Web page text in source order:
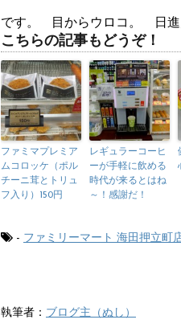
です。 目からウロコ。 日進
こちらの記事もどうぞ！
ファミマプレミア
ムコロッケ（ポル
チーニ茸とトリュ
フ入り）150円
レギュラーコーヒ
ーが手軽に飲める
時代が来るとはね
～！感謝だ！
- ファミリーマート 海田押立町
執筆者： ブログ主（ぬし）